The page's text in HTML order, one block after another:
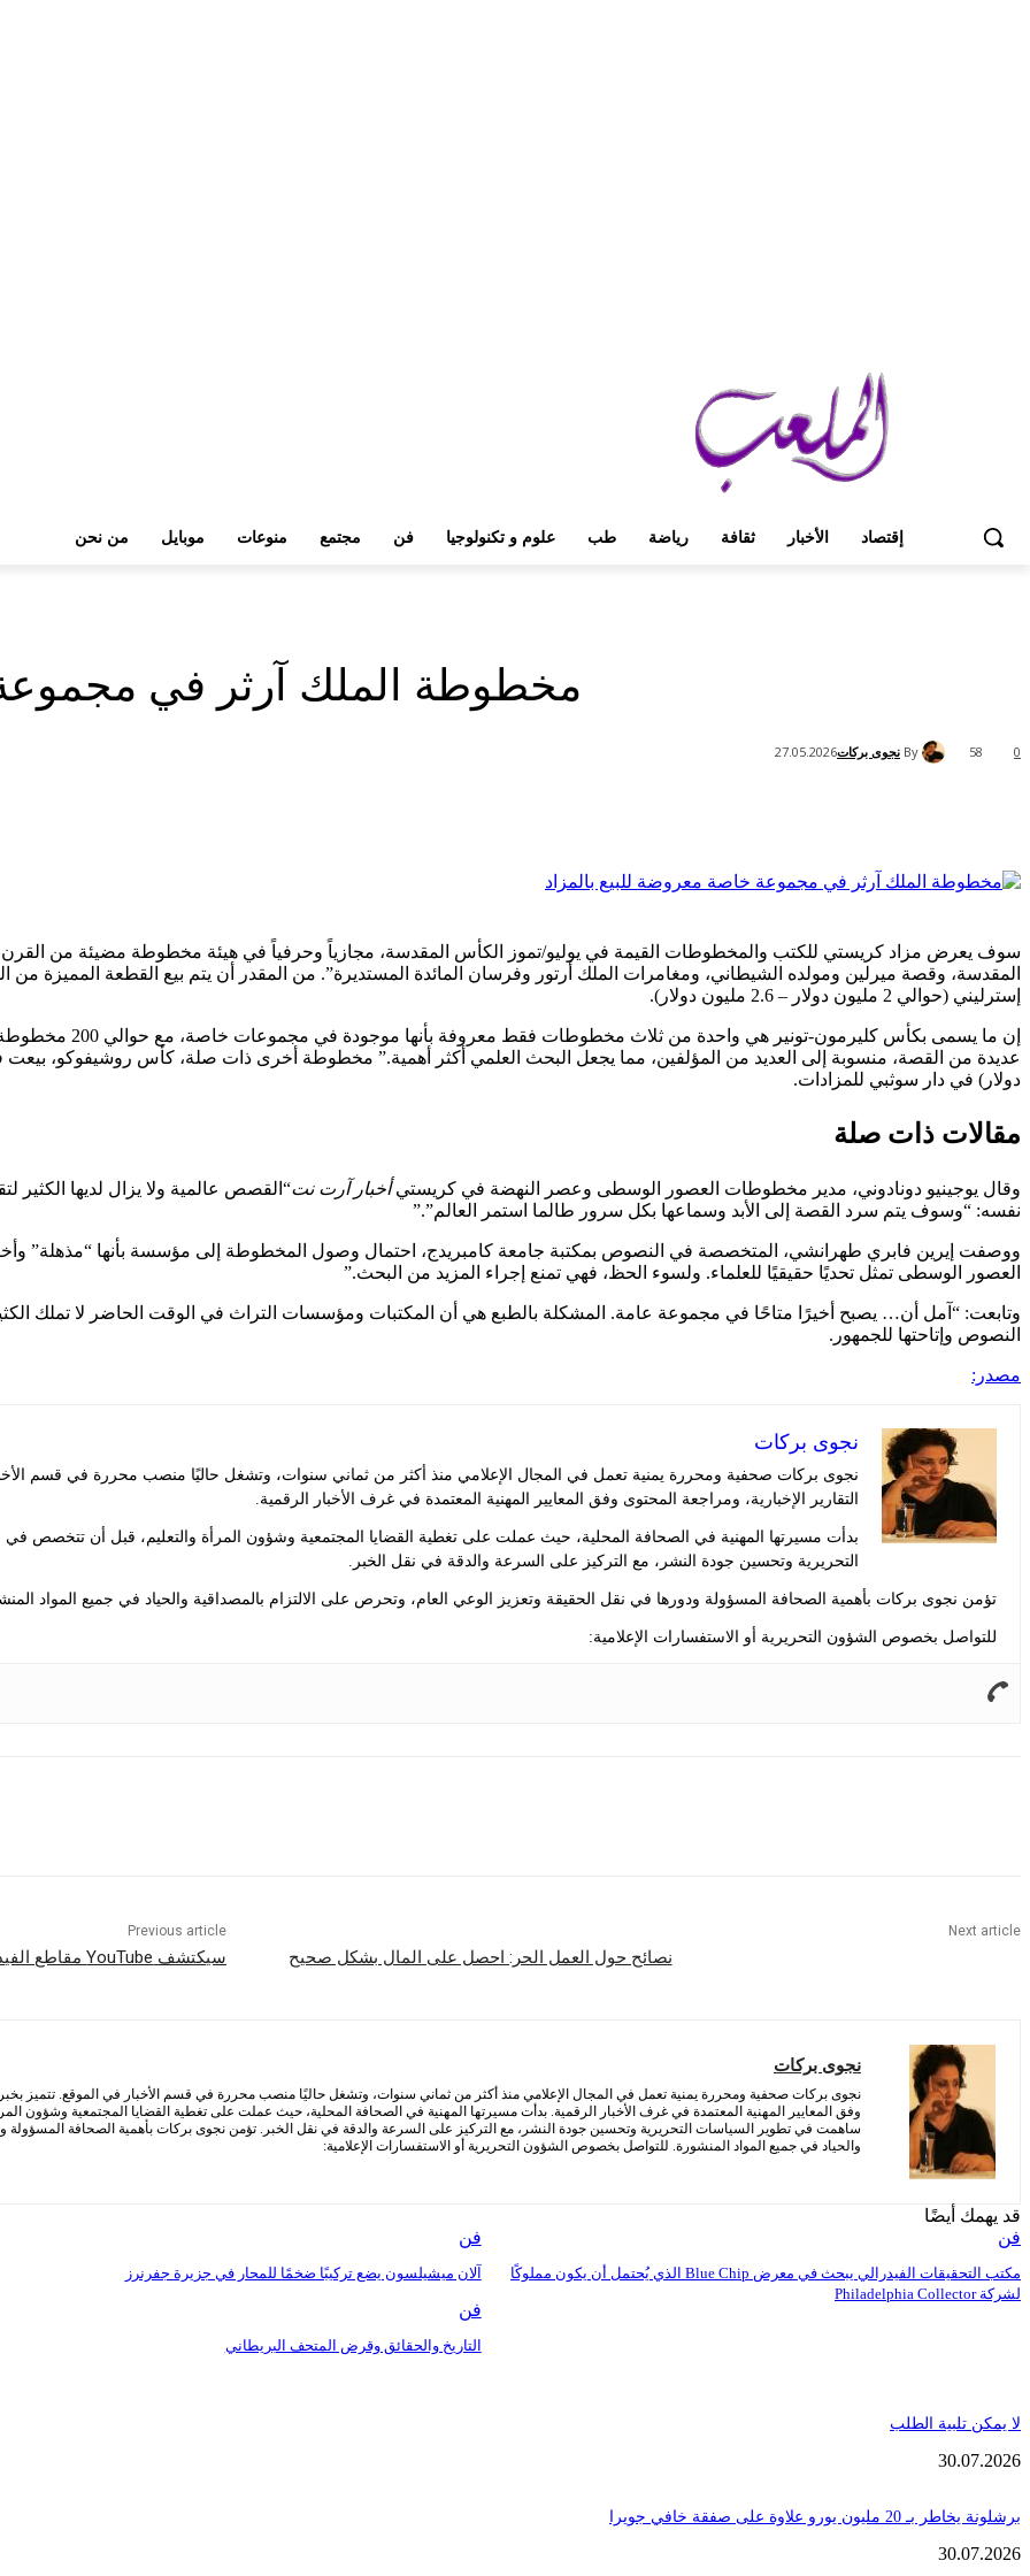
إقتصاد الأخبار ثقافة رياضة طب علوم و تكنولوجيا فن مجتمع منوعات موبايل من نحن
مخطوطة الملك آرثر في مجموعة
By نجوى بركات27.05.2026 0
58
سوف يعرض مزاد كريستي للكتب والمخطوطات القيمة في يوليو/تموز الكأس المقدسة، مجازياً وحرفياً في هيئة مخطوطة مضيئة من
إسترليني (حوالي 2 مليون دولار – 2.6 مليون دولار).
إن ما يسمى بكأس كليرمون-تونير هي واحدة من ثلاث مخطوطات فقط معروفة بأنها موجودة في مجموعات خاصة، مع حوالي 200 مخطوطة أخرى تنتمي إلى مؤسسات. كما أفادت
دولار) في دار سوثبي للمزادات.
مقالات ذات صلة
وقال يوجينيو دونادوني، مدير مخطوطات العصور الوسطى وعصر النهضة في كريستيأخبار آرت نت“القصص عالمية ولا يزال لديها
نفسه: “وسوف يتم سرد القصة إلى الأبد وسماعها بكل سرور طالما استمر العالم”.”
ووصفت إيرين فابري طهرانشي، المتخصصة في النصوص بمكتبة جامعة كامبريدج، احتمال وصول المخطوطة إلى مؤسسة بأنها “مذهلة”
العصور الوسطى تمثل تحديًا حقيقيًا للعلماء. ولسوء الحظ، فهي تمنع إجراء المزيد من البحث.”
النصوص وإتاحتها للجمهور.
مصدر:
نجوى بركات
نجوى بركات صحفية ومحررة يمنية تعمل في المجال الإعلامي منذ أكثر من ثماني سنوات، وتشغل حاليًا منصب محررة في قسم
التقارير الإخبارية، ومراجعة المحتوى وفق المعايير المهنية المعتمدة في غرف الأخبار الرقمية.
بدأت مسيرتها المهنية في الصحافة المحلية، حيث عملت على تغطية القضايا المجتمعية وشؤون المرأة والتعليم، قبل أن تتخصص
التحريرية وتحسين جودة النشر، مع التركيز على السرعة والدقة في نقل الخبر.
تؤمن نجوى بركات بأهمية الصحافة المسؤولة ودورها في نقل الحقيقة وتعزيز الوعي العام، وتحرص على الالتزام بالمصداقية والحياد في جميع المواد
للتواصل بخصوص الشؤون التحريرية أو الاستفسارات الإعلامية:
Previous article
سيكتشف YouTube مقاطع الفيديو التي تم إنشاؤها بواسطة الذكاء الاصطناعي ويصنفها تلقائيًا
Next article
نصائح حول العمل الحر: احصل على المال بشكل صحيح
نجوى بركات
نجوى بركات صحفية ومحررة يمنية تعمل في المجال الإعلامي منذ أكثر من ثماني سنوات، وتشغل حاليًا منصب محررة في قسم الأخبار في الموقع. تتميز بخبرة
وفق المعايير المهنية المعتمدة في غرف الأخبار الرقمية. بدأت مسيرتها المهنية في الصحافة المحلية، حيث عملت على تغطية القضايا المجتمعية وشؤون
ساهمت في تطوير السياسات التحريرية وتحسين جودة النشر، مع التركيز على السرعة والدقة في نقل الخبر. تؤمن نجوى بركات بأهمية الصحافة المسؤولة
والحياد في جميع المواد المنشورة. للتواصل بخصوص الشؤون التحريرية أو الاستفسارات الإعلامية:
قد يهمك أيضًا
فن
مكتب التحقيقات الفيدرالي يبحث في معرض Blue Chip الذي يُحتمل أن يكون مملوكًا
لشركة Philadelphia Collector
فن
آلان ميشيلسون يضع تركيبًا ضخمًا للمحار في جزيرة جفرنرز
فن
التاريخ والحقائق وقرض المتحف البريطاني
لا يمكن تلبية الطلب
30.07.2026
برشلونة يخاطر بـ 20 مليون يورو علاوة على صفقة خافي جويرا
30.07.2026